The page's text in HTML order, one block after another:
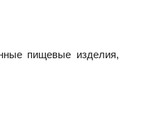
пищевые изделия,